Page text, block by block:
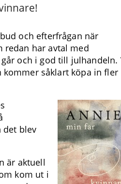
och efterfrågan när
redan har avtal med
och i god till julhandeln.
kommer såklart köpa in fler
det blev
är aktuell
kom ut i